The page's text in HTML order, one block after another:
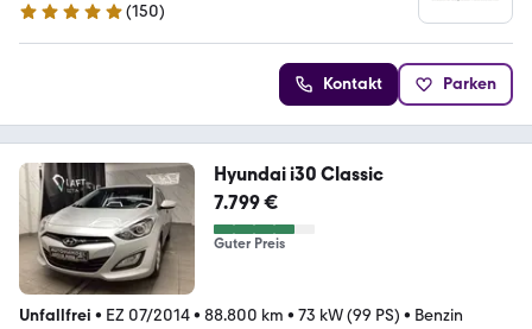
4.8 Sterne
(150)
Kontakt Parken
Hyundai i30 Classic
7.799 €
Guter Preis
Unfallfrei • EZ 07/2014• 88.800 km • 73 kW (99 PS) • Benzin